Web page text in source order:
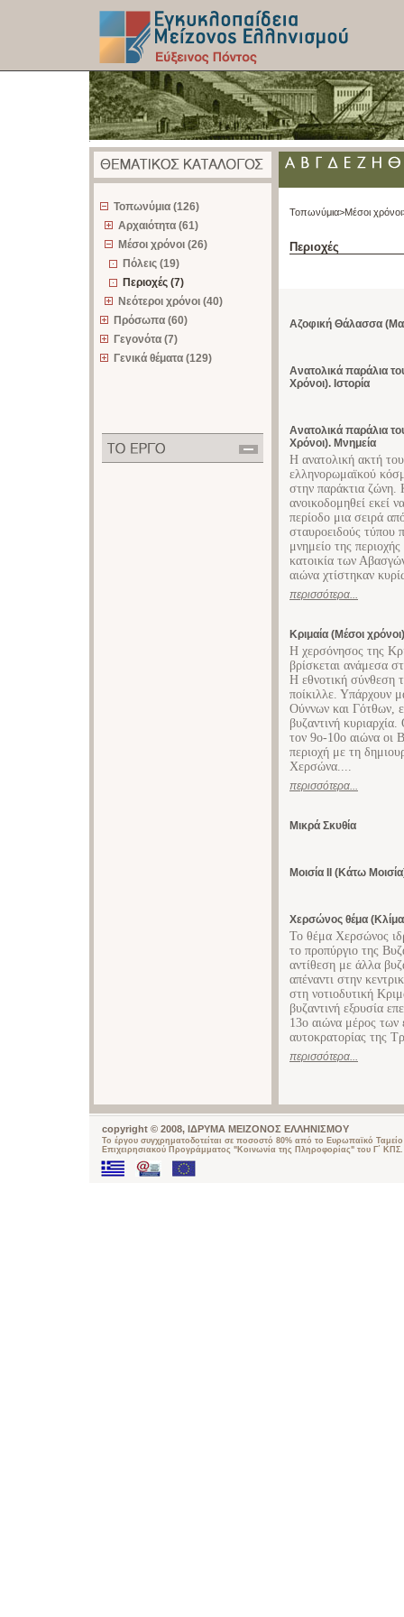
Τοπωνύμια (126)
Αρχαιότητα (61)
Μέσοι χρόνοι (26)
Πόλεις (19)
Περιοχές (7)
Νεότεροι χρόνοι (40)
Πρόσωπα (60)
Γεγονότα (7)
Γενικά θέματα (129)
Τοπωνύμια>Μέσοι
Περιοχές
Αζοφική Θάλασσα
Ανατολικά παράλια
Χρόνοι). Ιστορία
Ανατολικά παράλια
Χρόνοι). Μνημεία
Η ανατολική ακτή
ελληνορωμαϊκού
στην παράκτια ζώνη.
ανοικοδομηθεί εκεί
περίοδο μια σειρά
σταυροειδούς τύπου
μνημείο της
κατοικία των
αιώνα χτίστηκαν
περισσότερα...
Κριμαία (Μέσοι χρόνοι)
Η χερσόνησος της
βρίσκεται ανάμεσα
Η εθνοτική σύνθεση
ποίκιλλε. Υπάρχουν
Ούννων και Γότθων,
βυζαντινή
τον 9ο-10ο αιώνα οι
περιοχή με τη
Χερσώνα....
περισσότερα...
Μικρά Σκυθία
Μοισία ΙΙ (Κάτω
Χερσώνος θέμα
Το θέμα Χερσώνος
το προπύργιο της
αντίθεση με άλλα
απέναντι στην
στη νοτιοδυτική
βυζαντινή εξουσία
13ο αιώνα μέρος των
αυτοκρατορίας της
περισσότερα...
copyright © 2008, ΙΔΡΥΜΑ ΜΕΙΖΟΝΟΣ ΕΛΛΗΝΙΣΜΟΥ
Το έργου συγχρηματοδοτείται σε ποσοστό 80% από το Ευρωπαϊκό
Επιχειρησιακού Προγράμματος "Κοινωνία της Πληροφορίας" του Γ΄ ΚΠΣ.